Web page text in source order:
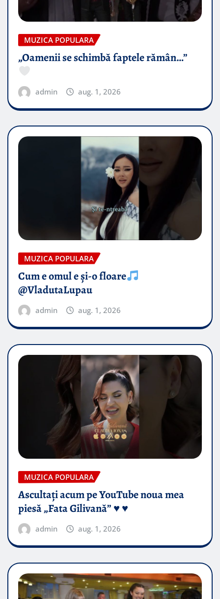
MUZICA POPULARA
„Oamenii se schimbă faptele rămân…”
admin aug. 1, 2026
MUZICA POPULARA
Cum e omul e și-o floare
@VladutaLupau
admin aug. 1, 2026
MUZICA POPULARA
Ascultați acum pe YouTube noua mea
piesă „Fata Gilivană” ♥️ ♥️
admin aug. 1, 2026